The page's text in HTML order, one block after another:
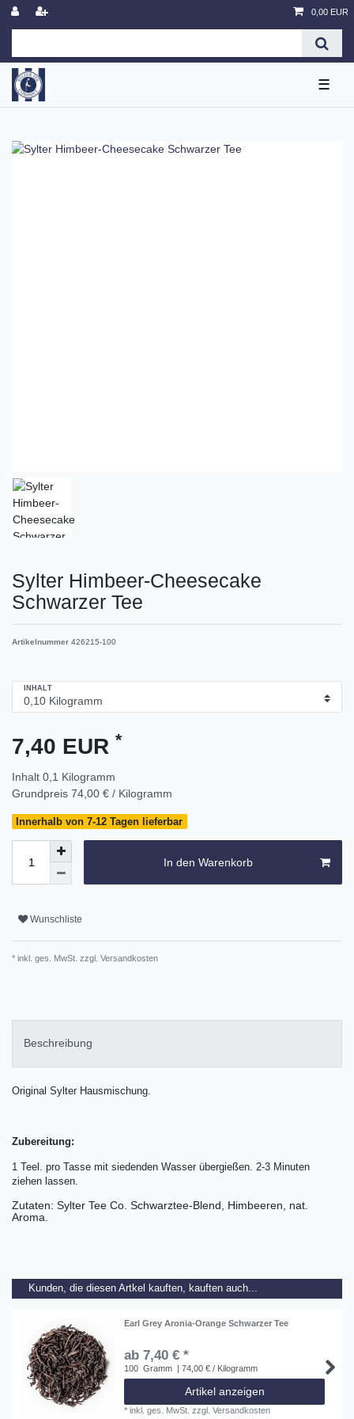
0,00 EUR
☰
Sylter Himbeer-Cheesecake
Schwarzer Tee
Artikelnummer 426215-100
INHALT
7,40 EUR *
Inhalt 0,1 Kilogramm
Grundpreis 74,00 € / Kilogramm
Innerhalb von 7-12 Tagen lieferbar
In den Warenkorb
Wunschliste
* inkl. ges. MwSt. zzgl. Versandkosten
Beschreibung
Original Sylter Hausmischung.
Zubereitung:
1 Teel. pro Tasse mit siedenden Wasser übergießen. 2-3 Minuten
ziehen lassen.
Zutaten: Sylter Tee Co. Schwarztee-Blend, Himbeeren, nat.
Aroma.
Kunden, die diesen Artkel kauften, kauften auch...
Earl Grey Aronia-Orange Schwarzer Tee
ab 7,40 € *
100 Gramm | 74,00 € / Kilogramm
Artikel anzeigen
*inkl. ges. MwSt. zzgl.Versandkosten